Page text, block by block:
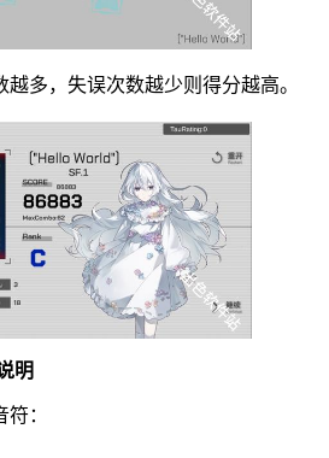
多，失误次数越少则得分越高。
明
：